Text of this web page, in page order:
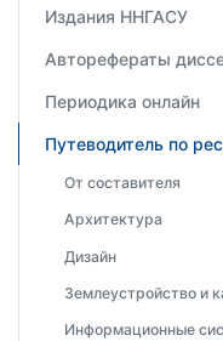
Издания ННГАСУ
Авторефераты
Периодика онлайн
Путеводитель по
От составителя
Архитектура
Дизайн
Землеустройство и
Информационные